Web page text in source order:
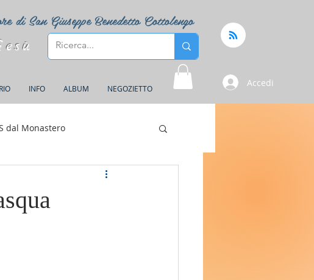
di San Giuseppe Benedetto Cottolengo
INFO ALBUM NEGOZIETTO
Accedi
dal Monastero